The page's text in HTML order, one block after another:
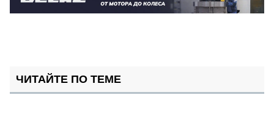
ЧИТАЙТЕ ПО ТЕМЕ